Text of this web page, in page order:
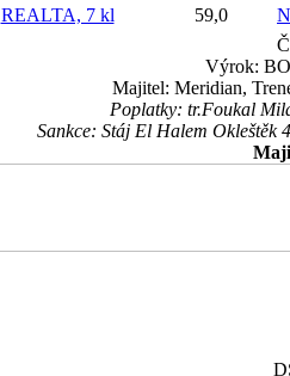
REALTA, 7 kl 59,0
Výrok:
Majitel: Meridian,
Poplatky: tr.Foukal
Sankce: Stáj El Halem Okleštěk